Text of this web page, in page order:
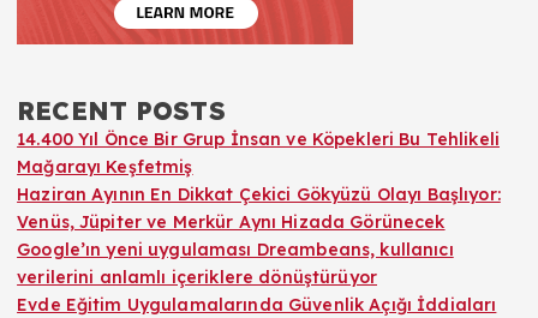
RECENT POSTS
14.400 Yıl Önce Bir Grup İnsan ve Köpekleri Bu Tehlikeli
Mağarayı Keşfetmiş
Haziran Ayının En Dikkat Çekici Gökyüzü Olayı Başlıyor:
Venüs, Jüpiter ve Merkür Aynı Hizada Görünecek
Google’ın yeni uygulaması Dreambeans, kullanıcı
verilerini anlamlı içeriklere dönüştürüyor
Evde Eğitim Uygulamalarında Güvenlik Açığı İddiaları